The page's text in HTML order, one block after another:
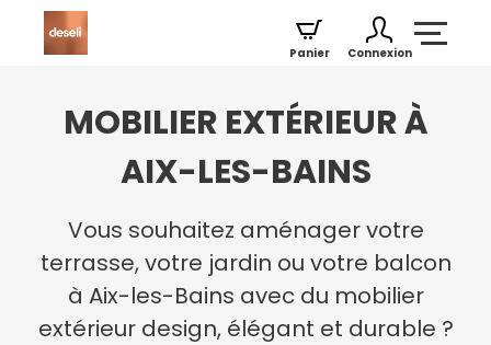
Connexion
Panier
MOBILIER EXTÉRIEUR À
AIX-LES-BAINS
Vous souhaitez aménager votre
terrasse, votre jardin ou votre balcon
à Aix-les-Bains avec du mobilier
extérieur design, élégant et durable ?